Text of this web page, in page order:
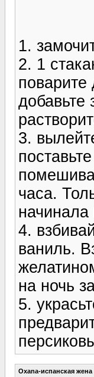
1.
2. 1
поварите
добавьте
3.
часа.
начинала
4.
ваниль.
на ночь
5.
Oxana-испанская жена